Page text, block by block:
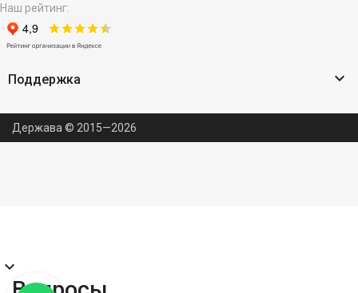
Наш рейтинг:
Поддержка 
Держава © 2015—2026
expand_more